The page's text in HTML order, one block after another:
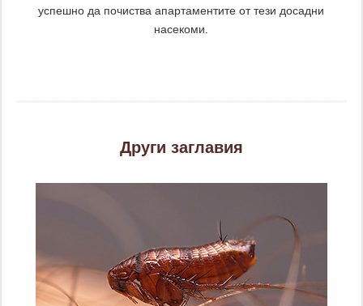
успешно да почиства апартаментите от тези досадни
насекоми.
Други заглавия